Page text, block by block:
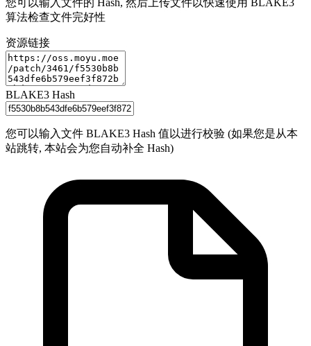
算法检查文件完好性
资源链接
BLAKE3 Hash
您可以输入文件 BLAKE3 Hash 值以进行校验 (如果您是从本
站跳转, 本站会为您自动补全 Hash)